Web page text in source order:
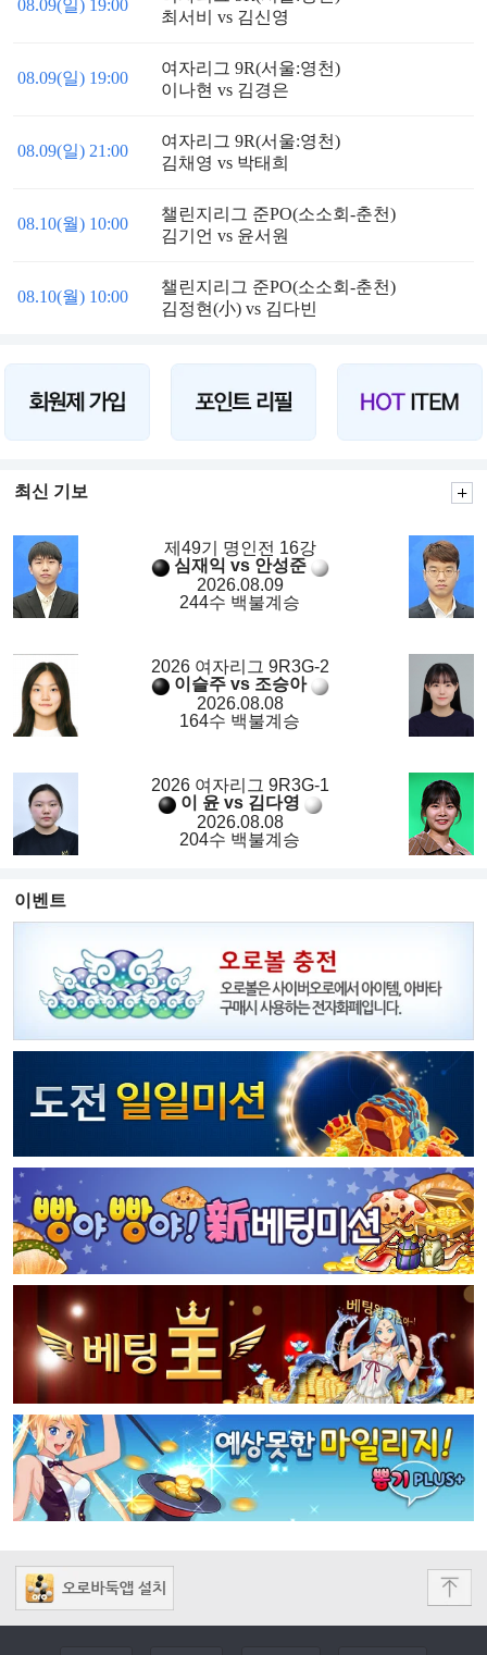
08.09(일) 19:00
최서비 vs 김신영
08.09(일) 19:00
여자리그 9R(서울:영천)
이나현 vs 김경은
08.09(일) 21:00
여자리그 9R(서울:영천)
김채영 vs 박태희
08.10(월) 10:00
챌린지리그 준PO(소소회-춘천)
김기언 vs 윤서원
08.10(월) 10:00
챌린지리그 준PO(소소회-춘천)
김정현(小) vs 김다빈
최신 기보
제49기 명인전 16강
심재익 vs 안성준
2026.08.09
244수 백불계승
2026 여자리그 9R3G-2
이슬주 vs 조승아
2026.08.08
164수 백불계승
2026 여자리그 9R3G-1
이 윤 vs 김다영
2026.08.08
204수 백불계승
이벤트